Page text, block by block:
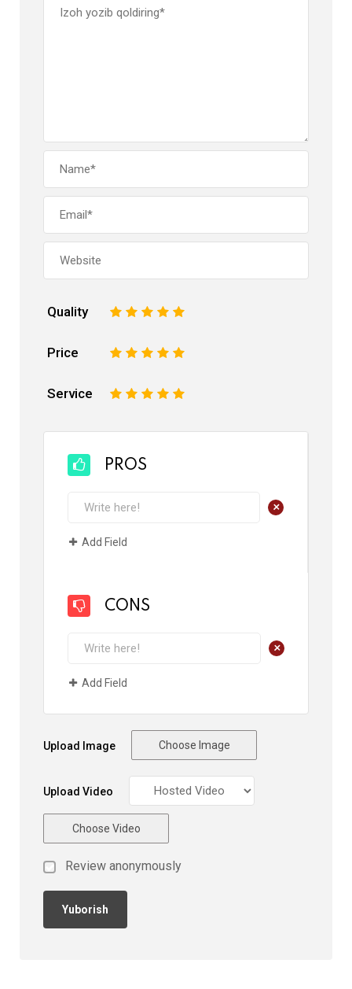
Quality 5
4
3
2
Price 5
4
3
2
Service 5
4
3
2
PROS
+
Add Field
CONS
+
Add Field
Upload Image Choose Image
Upload Video
Choose Video
Review anonymously